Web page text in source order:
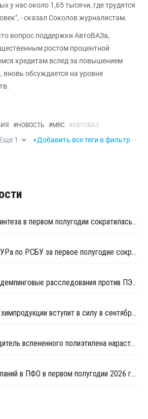
у нас около 1,65 тысячи, где трудятся
- сказал Соколов журналистам.
вопрос поддержки АвтоВАЗа,
ростом процентной
кредитам вслед за повышением
обсуждается на уровне
#НОВОСТЬ #MRC #АВТОВАЗ
Еще 1 +Добавить все теги в фильтр
Прибыль Казаньоргсинтеза в первом полугодии сократилась более чем в 2 раза
Чистая прибыль СИБУРа по РСБУ за первое полугодие сократилась в 3,6 раза
ЕЭК прекратила антидемпинговые расследования против ПЭ и ПП из Азербайджана и Туркменистана
Новый регламент по химпродукции вступит в силу в сентябре 2027 года
Удмуртский производитель вспененного полиэтилена нарастит выпуск на 15%
Число закрытых компаний в ПФО в первом полугодии 2026 года вдвое превысило число новых